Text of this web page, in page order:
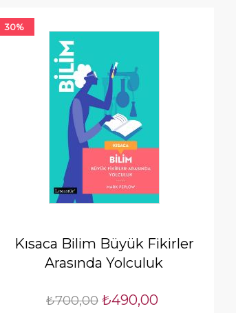
30%
Kısaca Bilim Büyük Fikirler
Arasında Yolculuk
₺700,00 ₺490,00